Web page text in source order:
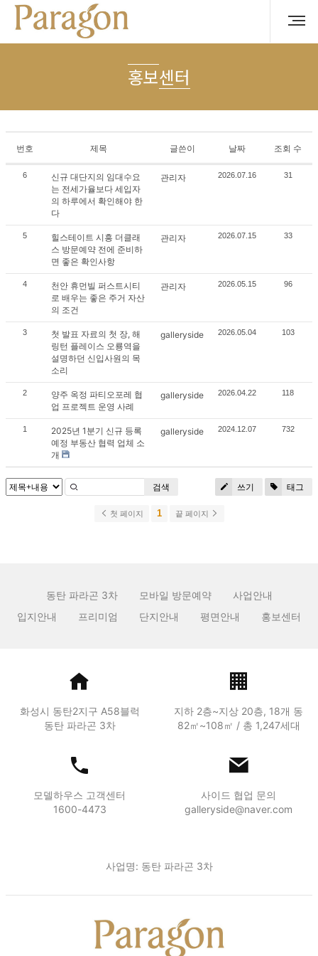
홍보센터
번호 제목 글쓴이 날짜 조회 수
6
신규 대단지의 임대수요
는 전세가율보다 세입자
의 하루에서 확인해야 한
다
관리자 2026.07.16 31
5
힐스테이트 시흥 더클래
스 방문예약 전에 준비하
면 좋은 확인사항
관리자 2026.07.15 33
4
천안 휴먼빌 퍼스트시티
로 배우는 좋은 주거 자산
의 조건
관리자 2026.05.15 96
3
첫 발표 자료의 첫 장, 해
링턴 플레이스 오룡역을
설명하던 신입사원의 목
소리
galleryside 2026.05.04 103
2
양주 옥정 파티오포레 협
업 프로젝트 운영 사례
galleryside 2026.04.22 118
1
2025년 1분기 신규 등록
예정 부동산 협력 업체 소
개
galleryside 2024.12.07 732
쓰기 태그
검색
첫 페이지 1 끝 페이지
동탄 파라곤 3차 모바일 방문예약
사업안내
입지안내
프리미엄 단지안내 평면안내 홍보센터
화성시 동탄2지구 A58블럭
동탄 파라곤 3차
지하 2층~지상 20층, 18개 동
82㎡~108㎡ / 총 1,247세대
모델하우스 고객센터
1600-4473
사이드 협업 문의
galleryside@naver.com
사업명: 동탄 파라곤 3차